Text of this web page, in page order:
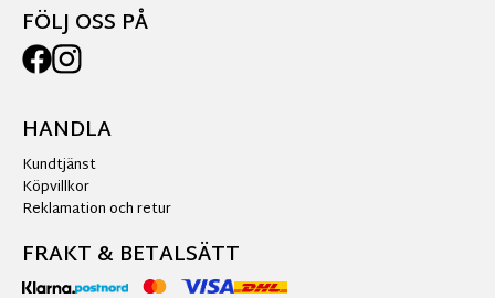
FÖLJ OSS PÅ
HANDLA
Kundtjänst
Köpvillkor
Reklamation och retur
FRAKT & BETALSÄTT